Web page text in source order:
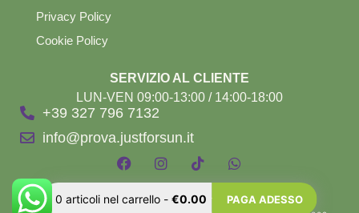
Privacy Policy
Cookie Policy
SERVIZIO AL CLIENTE
LUN-VEN 09:00-13:00 / 14:00-18:00
+39 327 796 7132
info@prova.justforsun.it
0 articoli nel carrello - €0.00 PAGA ADESSO